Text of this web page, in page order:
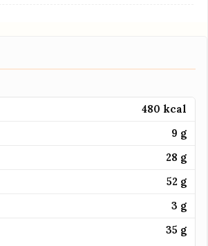
480 kcal
9 g
28 g
52 g
3 g
35 g